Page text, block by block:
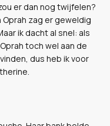
er dan nog twijfelen?
zag er geweldig
ik dacht al snel: als
toch wel aan de
dus heb ik voor